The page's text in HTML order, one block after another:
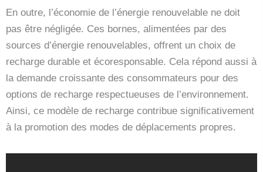
En outre, l’économie de l’énergie renouvelable ne doit
pas être négligée. Ces bornes, alimentées par des
sources d’énergie renouvelables, offrent un choix de
recharge durable et écoresponsable. Cela répond aussi à
la demande croissante des consommateurs pour des
options de recharge respectueuses de l’environnement.
Ainsi, ce modèle de recharge contribue significativement
à la promotion des modes de déplacements propres.